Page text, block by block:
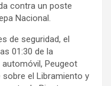
contra un poste
Nacional.
de seguridad, el
01:30 de la
Peugeot
el Libramiento y